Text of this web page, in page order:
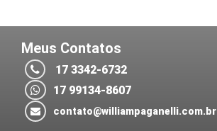
Meus Contatos
17 3342-6732
17 99134-8607
contato@williampaganelli.com.br